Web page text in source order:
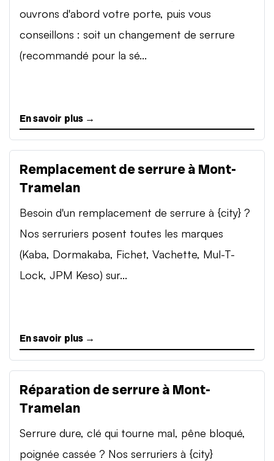
ouvrons d'abord votre porte, puis vous
conseillons : soit un changement de serrure
(recommandé pour la sé...
En savoir plus →
Remplacement de serrure à Mont-
Tramelan
Besoin d'un remplacement de serrure à {city} ?
Nos serruriers posent toutes les marques
(Kaba, Dormakaba, Fichet, Vachette, Mul-T-
Lock, JPM Keso) sur...
En savoir plus →
Réparation de serrure à Mont-
Tramelan
Serrure dure, clé qui tourne mal, pêne bloqué,
poignée cassée ? Nos serruriers à {city}